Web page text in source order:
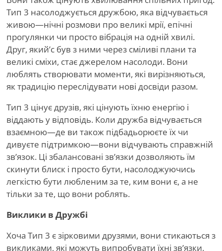
Тип 3 насолоджується дружбою, яка відчувається
живою—нічні розмови про великі мрії, епічні
прогулянки чи просто вібрація на одній хвилі.
Друг, який’с був з ними через сміливі плани та
великі сміхи, стає джерелом насолоди. Вони
люблять створювати моменти, які вирізняються,
як традицію переслідувати нові досвіди разом.
Тип 3 цінує друзів, які цінують їхню енергію і
віддають у відповідь. Коли дружба відчувається
взаємною—де ви також підбадьорюєте їх чи
дивуєте підтримкою—вони відчувають справжній
зв’язок. Ці збалансовані зв’язки дозволяють їм
скинути блиск і просто бути, насолоджуючись
легкістю бути любленим за те, ким вони є, а не
тільки за те, що вони роблять.
Виклики в Дружбі
Хоча Тип 3 є зірковими друзями, вони стикаються з
викликами, які можуть випробувати їхні зв’язки.